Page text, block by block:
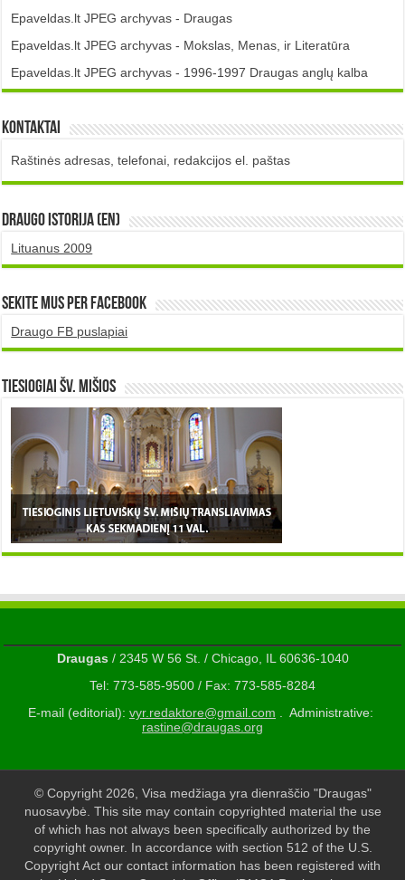
Epaveldas.lt JPEG archyvas - Draugas
Epaveldas.lt JPEG archyvas - Mokslas, Menas, ir Literatūra
Epaveldas.lt JPEG archyvas - 1996-1997 Draugas anglų kalba
Kontaktai
Raštinės adresas, telefonai, redakcijos el. paštas
DRAUGO istorija (EN)
Lituanus 2009
Sekite mus per Facebook
Draugo FB puslapiai
TIESIOGIAI šv. MIŠIOS
Draugas/ 2345 W 56 St. / Chicago, IL 60636-1040
Tel: 773-585-9500 / Fax: 773-585-8284
E-mail (editorial): vyr.redaktore@gmail.com . Administrative:
rastine@draugas.org
© Copyright 2026, Visa medžiaga yra dienraščio "Draugas"
nuosavybė. This site may contain copyrighted material the use
of which has not always been specifically authorized by the
copyright owner. In accordance with section 512 of the U.S.
Copyright Act our contact information has been registered with